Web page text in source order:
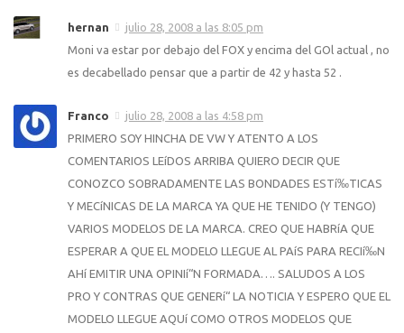
hernan
julio 28, 2008 a las 8:05 pm
Moni va estar por debajo del FOX y encima del GOl actual , no
es decabellado pensar que a partir de 42 y hasta 52 .
Franco
julio 28, 2008 a las 4:58 pm
PRIMERO SOY HINCHA DE VW Y ATENTO A LOS
COMENTARIOS LEíDOS ARRIBA QUIERO DECIR QUE
CONOZCO SOBRADAMENTE LAS BONDADES ESTí‰TICAS
Y MECíNICAS DE LA MARCA YA QUE HE TENIDO (Y TENGO)
VARIOS MODELOS DE LA MARCA. CREO QUE HABRíA QUE
ESPERAR A QUE EL MODELO LLEGUE AL PAíS PARA RECIí‰N
AHí EMITIR UNA OPINIí“N FORMADA…. SALUDOS A LOS
PRO Y CONTRAS QUE GENERí“ LA NOTICIA Y ESPERO QUE EL
MODELO LLEGUE AQUí COMO OTROS MODELOS QUE